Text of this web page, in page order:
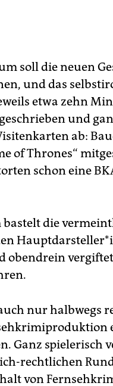
soll die neuen
und das
etwa zehn
und
ab:
of Thrones“
schon eine
bastelt die
obendrein
nur halbwegs
Ganz spielerisch
rechtlichen
von